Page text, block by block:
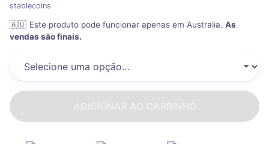
stablecoins
🇦🇺 Este produto pode funcionar apenas em Australia. As
vendas são finais.